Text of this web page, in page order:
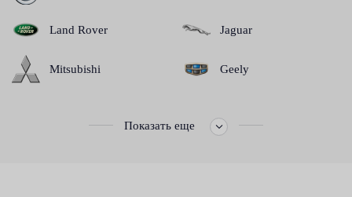
Land Rover
Mitsubishi
Jaguar
Geely
Показать еще